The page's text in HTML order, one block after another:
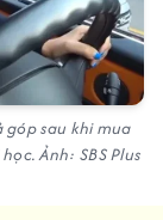
góp sau khi mua
Ảnh: SBS Plus